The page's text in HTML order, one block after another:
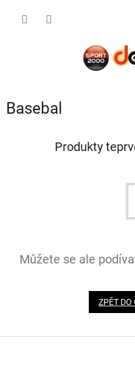
Basebal
Produkty
Můžete se ale
ZPĚT DO